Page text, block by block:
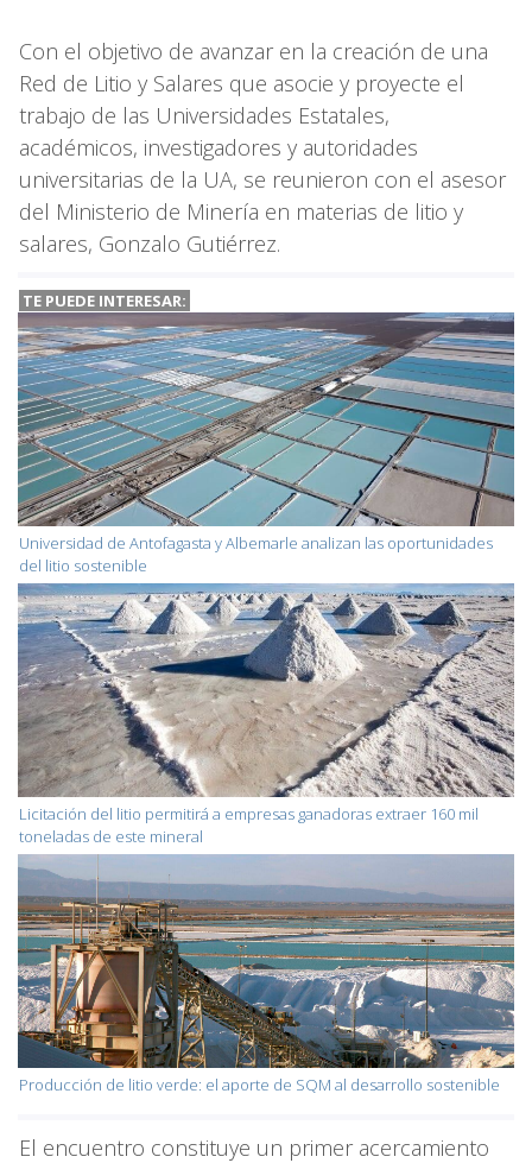
Con el objetivo de avanzar en la creación de una
Red de Litio y Salares que asocie y proyecte el
trabajo de las Universidades Estatales,
académicos, investigadores y autoridades
universitarias de la UA, se reunieron con el asesor
del Ministerio de Minería en materias de litio y
salares, Gonzalo Gutiérrez.
TE PUEDE INTERESAR:
Universidad de Antofagasta y Albemarle analizan las oportunidades
del litio sostenible
Licitación del litio permitirá a empresas ganadoras extraer 160 mil
toneladas de este mineral
Producción de litio verde: el aporte de SQM al desarrollo sostenible
El encuentro constituye un primer acercamiento